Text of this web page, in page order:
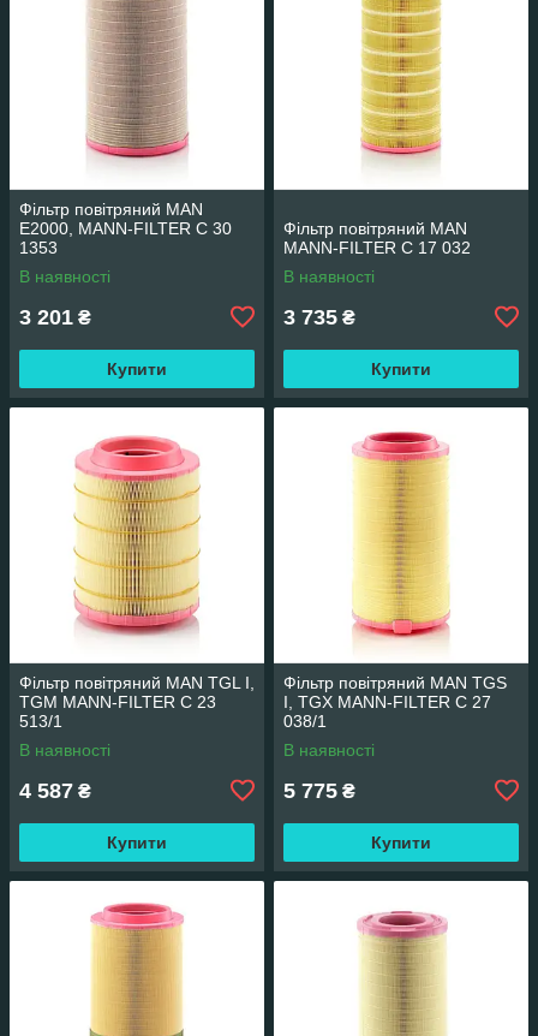
Фільтр повітряний MAN
E2000, MANN-FILTER C 30
1353
В наявності
3 201 ₴
Купити
Фільтр повітряний MAN
MANN-FILTER C 17 032
В наявності
3 735 ₴
Купити
Фільтр повітряний MAN TGL I,
TGM MANN-FILTER C 23
513/1
В наявності
4 587 ₴
Купити
Фільтр повітряний MAN TGS
I, TGX MANN-FILTER C 27
038/1
В наявності
5 775 ₴
Купити